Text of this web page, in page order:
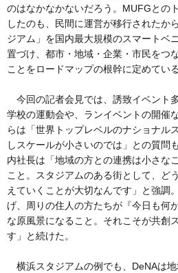
のはなかなかないだろう。MUFGとの
したのも、民間に運営が移行されたか
ジアム」を国内最大規模のスマートベ
置づけ、都市・地域・企業・市民をつ
ことをロードマップの根幹に定めている
今回の記者会見では、誘致イベント
学校の運動会や、ランイベントの開催
らは「世界トップレベルのナショナル
しスケールが小さいのでは」との質問
内社長は「地域の方との連携は小さな
こと。スタジアムのある街として、ど
えていくことが大切なんです」と強調
げ、周りの住人の方たちが『今日も何
な原風景になること。それこそが共創
す」と続けた。
横浜スタジアムの例でも、DeNAは地